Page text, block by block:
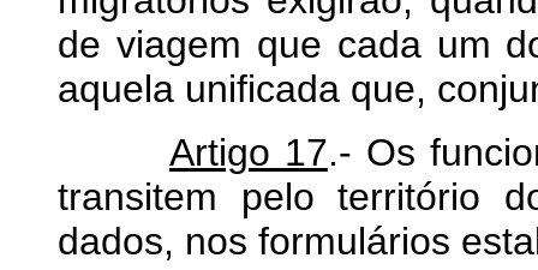
de viagem que cada um
aquela unificada que,
Artigo 17.- Os
transitem pelo território
dados, nos formulários